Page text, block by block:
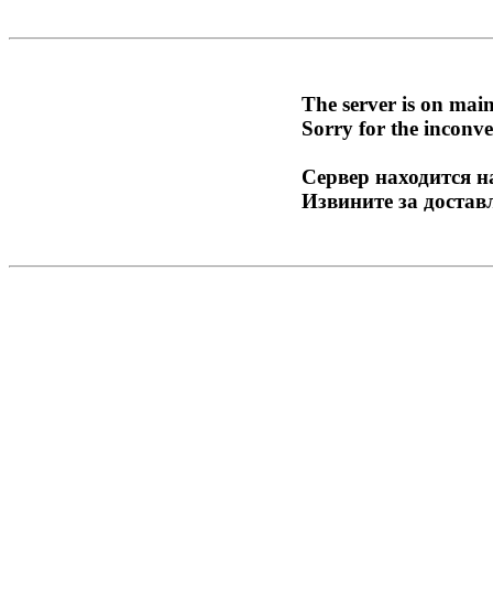
The server is on
Sorry for the
Сервер находится
Извините за